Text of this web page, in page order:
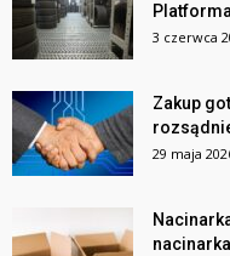
3 czerwca
Zakup
29 maja